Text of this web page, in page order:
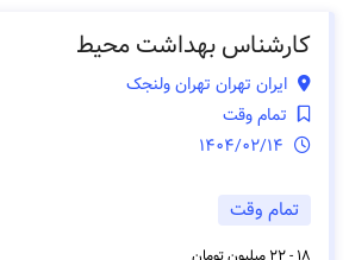
کارشناس بهداشت محیط
ایران تهران تهران ولنجک
تمام وقت
تمام وقت